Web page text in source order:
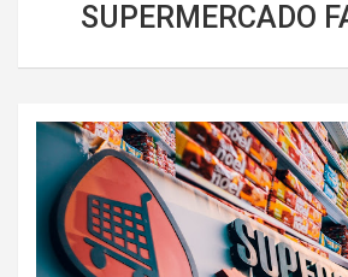
SUPERMERCADO